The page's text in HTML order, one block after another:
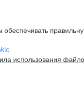
использования